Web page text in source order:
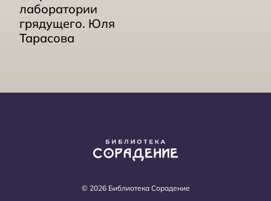
лаборатории
грядущего. Юля
Тарасова
© 2026 Библиотека Сорадение